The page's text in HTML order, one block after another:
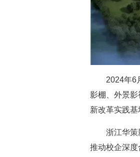
2024年6
影棚、外景影
新改革实践基
浙江华策
推动校企深度